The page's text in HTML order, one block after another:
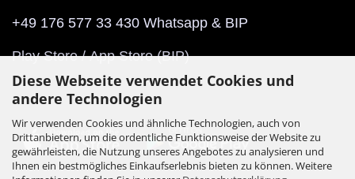
Diese Webseite verwendet Cookies und
andere Technologien
Wir verwenden Cookies und ähnliche Technologien, auch von
Drittanbietern, um die ordentliche Funktionsweise der Website zu
gewährleisten, die Nutzung unseres Angebotes zu analysieren und
Ihnen ein bestmögliches Einkaufserlebnis bieten zu können. Weitere
+49 176 577 33 430 Whatsapp & BIP
Play Store/App Store(BIP)